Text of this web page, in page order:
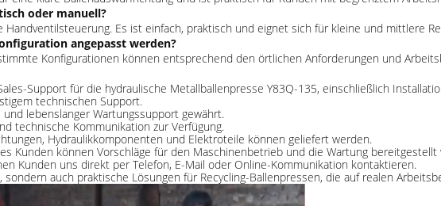
oder manuell?
Handventilsteuerung. Es ist einfach, praktisch und eignet sich für kleine und mittlere
angepasst werden?
Konfigurationen können entsprechend den örtlichen Anforderungen und
Support für die hydraulische Metallballenpresse Y83Q-135, einschließlich
technischen Support.
lebenslanger Wartungssupport gewährt.
technische Kommunikation zur Verfügung.
Hydraulikkomponenten und Elektroteile können geliefert werden.
Kunden können Vorschläge für den Maschinenbetrieb und die Wartung bereitgestellt
Kunden uns direkt per Telefon, E-Mail oder Online-Kommunikation kontaktieren.
auch praktische Lösungen für Recycling-Ballenpressen, die auf realen